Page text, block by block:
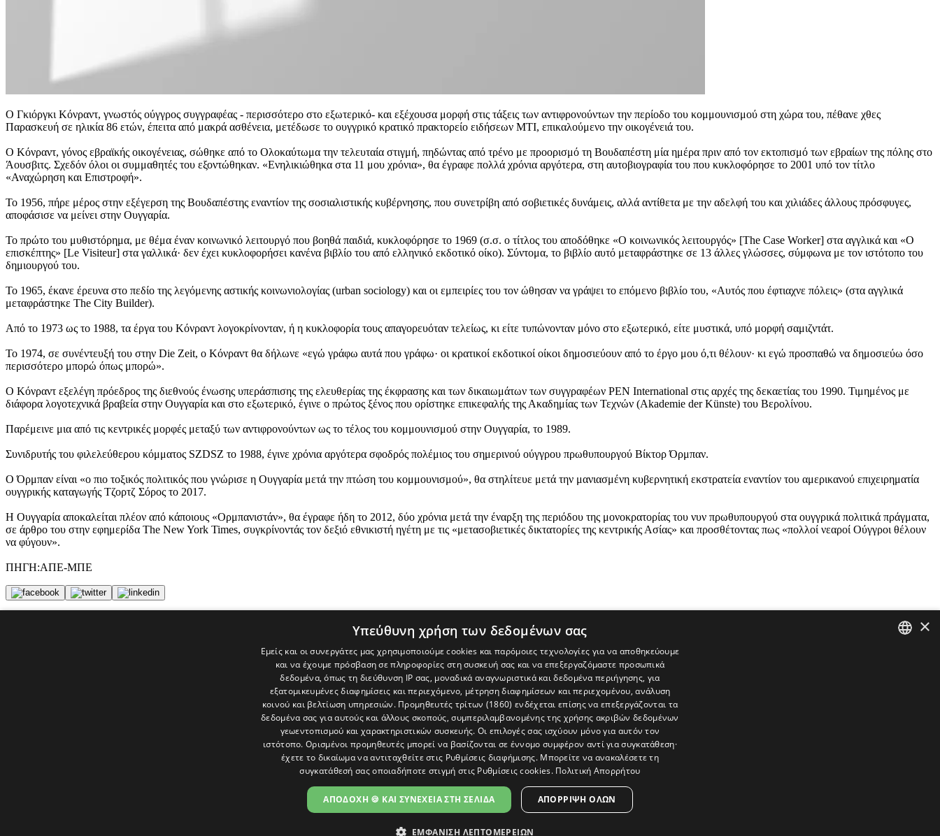
Ο Γκιόργκι Κόνραντ, γνωστός ούγγρος συγγραφέας - περισσότερο στο εξωτερικό- και εξέχουσα μορφή στις τάξεις των αντιφρονούντων την περίοδο του κομμουνισμού στη χώρα του, πέθανε χθες
Παρασκευή σε ηλικία 86 ετών, έπειτα από μακρά ασθένεια, μετέδωσε το ουγγρικό κρατικό πρακτορείο ειδήσεων MTI, επικαλούμενο την οικογένειά του.
Ο Κόνραντ, γόνος εβραϊκής οικογένειας, σώθηκε από το Ολοκαύτωμα την τελευταία στιγμή, πηδώντας από τρένο με προορισμό τη Βουδαπέστη μία ημέρα πριν από τον εκτοπισμό των εβραίων της πόλης στο
Άουσβιτς. Σχεδόν όλοι οι συμμαθητές του εξοντώθηκαν. «Ενηλικιώθηκα στα 11 μου χρόνια», θα έγραφε πολλά χρόνια αργότερα, στη αυτοβιογραφία του που κυκλοφόρησε το 2001 υπό τον τίτλο
«Αναχώρηση και Επιστροφή».
Το 1956, πήρε μέρος στην εξέγερση της Βουδαπέστης εναντίον της σοσιαλιστικής κυβέρνησης, που συνετρίβη από σοβιετικές δυνάμεις, αλλά αντίθετα με την αδελφή του και χιλιάδες άλλους πρόσφυγες,
αποφάσισε να μείνει στην Ουγγαρία.
Το πρώτο του μυθιστόρημα, με θέμα έναν κοινωνικό λειτουργό που βοηθά παιδιά, κυκλοφόρησε το 1969 (σ.σ. ο τίτλος του αποδόθηκε «Ο κοινωνικός λειτουργός» [The Case Worker] στα αγγλικά και «Ο
επισκέπτης» [Le Visiteur] στα γαλλικά· δεν έχει κυκλοφορήσει κανένα βιβλίο του από ελληνικό εκδοτικό οίκο). Σύντομα, το βιβλίο αυτό μεταφράστηκε σε 13 άλλες γλώσσες, σύμφωνα με τον ιστότοπο του
δημιουργού του.
Το 1965, έκανε έρευνα στο πεδίο της λεγόμενης αστικής κοινωνιολογίας (urban sociology) και οι εμπειρίες του τον ώθησαν να γράψει το επόμενο βιβλίο του, «Αυτός που έφτιαχνε πόλεις» (στα αγγλικά
μεταφράστηκε The City Builder).
Από το 1973 ως το 1988, τα έργα του Κόνραντ λογοκρίνονταν, ή η κυκλοφορία τους απαγορευόταν τελείως, κι είτε τυπώνονταν μόνο στο εξωτερικό, είτε μυστικά, υπό μορφή σαμιζντάτ.
Το 1974, σε συνέντευξή του στην Die Zeit, ο Κόνραντ θα δήλωνε «εγώ γράφω αυτά που γράφω· οι κρατικοί εκδοτικοί οίκοι δημοσιεύουν από το έργο μου ό,τι θέλουν· κι εγώ προσπαθώ να δημοσιεύω όσο
περισσότερο μπορώ όπως μπορώ».
Ο Κόνραντ εξελέγη πρόεδρος της διεθνούς ένωσης υπεράσπισης της ελευθερίας της έκφρασης και των δικαιωμάτων των συγγραφέων PEN International στις αρχές της δεκαετίας του 1990. Τιμημένος με
διάφορα λογοτεχνικά βραβεία στην Ουγγαρία και στο εξωτερικό, έγινε ο πρώτος ξένος που ορίστηκε επικεφαλής της Ακαδημίας των Τεχνών (Akademie der Künste) του Βερολίνου.
Παρέμεινε μια από τις κεντρικές μορφές μεταξύ των αντιφρονούντων ως το τέλος του κομμουνισμού στην Ουγγαρία, το 1989.
Συνιδρυτής του φιλελεύθερου κόμματος SZDSZ το 1988, έγινε χρόνια αργότερα σφοδρός πολέμιος του σημερινού ούγγρου πρωθυπουργού Βίκτορ Όρμπαν.
Ο Όρμπαν είναι «ο πιο τοξικός πολιτικός που γνώρισε η Ουγγαρία μετά την πτώση του κομμουνισμού», θα στηλίτευε μετά την μανιασμένη κυβερνητική εκστρατεία εναντίον του αμερικανού επιχειρηματία
ουγγρικής καταγωγής Τζορτζ Σόρος το 2017.
Η Ουγγαρία αποκαλείται πλέον από κάποιους «Ορμπανιστάν», θα έγραφε ήδη το 2012, δύο χρόνια μετά την έναρξη της περιόδου της μονοκρατορίας του νυν πρωθυπουργού στα ουγγρικά πολιτικά πράγματα,
σε άρθρο του στην εφημερίδα The New York Times, συγκρίνοντάς τον δεξιό εθνικιστή ηγέτη με τις «μετασοβιετικές δικτατορίες της κεντρικής Ασίας» και προσθέτοντας πως «πολλοί νεαροί Ούγγροι θέλουν
να φύγουν».
ΠΗΓΗ:ΑΠΕ-ΜΠΕ
Το «Παράθυρο» είναι το πολιτιστικό ένθετο της εφημερίδας Πολίτης [Κύπρος] και του διαδικτυακού πόρταλ www.politis.com.cy. Ειδήσεις, συνεντεύξεις, συναντήσεις, ρεπορτάζ, ήχοι, εικόνες – κινούμενες
και στατικές, κριτικές προσεγγίσεις, λοξές ματιές. Βλέπουμε το δέντρο, δεν χάνουμε το δάσος.
×
Υπεύθυνη χρήση των δεδομένων σας
Εμείς και οι συνεργάτες μας χρησιμοποιούμε cookies και παρόμοιες τεχνολογίες για να αποθηκεύουμε
και να έχουμε πρόσβαση σε πληροφορίες στη συσκευή σας και να επεξεργαζόμαστε προσωπικά
δεδομένα, όπως τη διεύθυνση IP σας, μοναδικά αναγνωριστικά και δεδομένα περιήγησης, για
εξατομικευμένες διαφημίσεις και περιεχόμενο, μέτρηση διαφημίσεων και περιεχομένου, ανάλυση
κοινού και βελτίωση υπηρεσιών. Προμηθευτές τρίτων (1860) ενδέχεται επίσης να επεξεργάζονται τα
δεδομένα σας για αυτούς και άλλους σκοπούς, συμπεριλαμβανομένης της χρήσης ακριβών δεδομένων
γεωεντοπισμού και χαρακτηριστικών συσκευής. Οι επιλογές σας ισχύουν μόνο για αυτόν τον
ιστότοπο. Ορισμένοι προμηθευτές μπορεί να βασίζονται σε έννομο συμφέρον αντί για συγκατάθεση·
έχετε το δικαίωμα να αντιταχθείτε στις Ρυθμίσεις διαφήμισης. Μπορείτε να ανακαλέσετε τη
συγκατάθεσή σας οποιαδήποτε στιγμή στις Ρυθμίσεις cookies. Πολιτική Απορρήτου
ΑΠΟΔΟΧΗ 🍪 ΚΑΙ ΣΥΝΕΧΕΙΑ ΣΤΗ ΣΕΛΙΔΑ ΑΠΌΡΡΙΨΗ ΌΛΩΝ
ΕΜΦΑΝΙΣΗ ΛΕΠΤΟΜΕΡΕΙΩΝ